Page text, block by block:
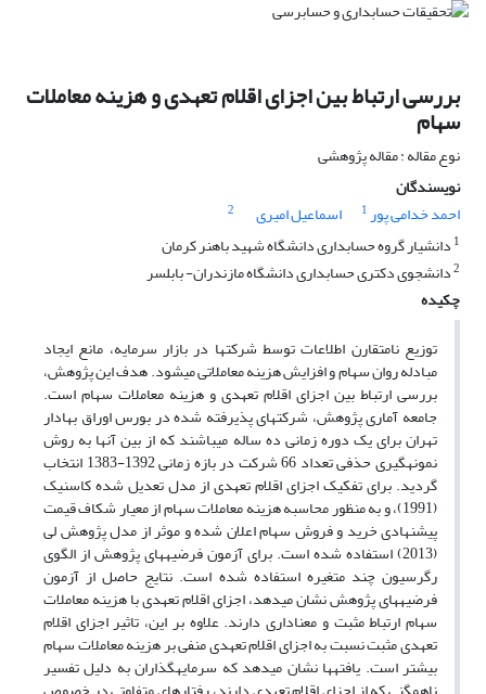
بررسی ارتباط بین اجزای اقلام تعهدی و هزینه معاملات
سهام
نوع مقاله : مقاله پژوهشی
نویسندگان
احمد خدامی پور1 اسماعیل امیری
2
1 دانشیار گروه حسابداری دانشگاه شهید باهنر کرمان
2دانشجوی دکتری حسابداری دانشگاه مازندران- بابلسر
چکیده
توزیع نامتقارن اطلاعات توسط شرکت­ها در بازار سرمایه، مانع ایجاد
مبادله روان سهام و افزایش هزینه معاملاتی می­شود. هدف این پژوهش،
بررسی ارتباط بین اجزای اقلام تعهدی و هزینه معاملات سهام است.
جامعه آماری پژوهش، شرکت­های پذیرفته شده در بورس اوراق بهادار
تهران برای یک دوره زمانی ده ساله می­باشند که از بین آنها به روش
نمونه­گیری حذفی تعداد 66 شرکت در بازه زمانی 1392-1383 انتخاب
گردید. برای تفکیک اجزای اقلام تعهدی از مدل تعدیل شده کاسنیک
(1991)، و به منظور محاسبه هزینه معاملات سهام از معیار شکاف قیمت
پیشنهادی خرید و فروش سهام اعلان شده و موثر از مدل پژوهش لی
(2013) استفاده شده است. برای آزمون فرضیه­های پژوهش از الگوی
رگرسیون چند متغیره استفاده شده است. نتایج حاصل از آزمون
فرضیه­های پژوهش نشان می­دهد، اجزای اقلام تعهدی با هزینه معاملات
سهام ارتباط مثبت و معناداری دارند. علاوه بر این، تاثیر اجزای اقلام
تعهدی مثبت نسبت به اجزای اقلام تعهدی منفی بر هزینه معاملات سهام
بیشتر است. یافته­ها نشان می­دهد که سرمایه­گذاران به دلیل تفسیر